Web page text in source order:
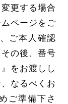
更する場合
ページをご
ご本人確認
の後、番号
をお渡しし
なるべくお
ご準備下さ